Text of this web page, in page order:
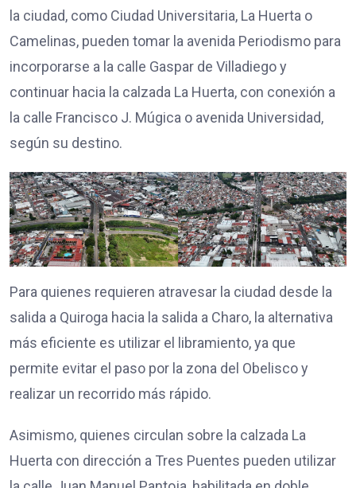
la ciudad, como Ciudad Universitaria, La Huerta o
Camelinas, pueden tomar la avenida Periodismo para
incorporarse a la calle Gaspar de Villadiego y
continuar hacia la calzada La Huerta, con conexión a
la calle Francisco J. Múgica o avenida Universidad,
según su destino.
Para quienes requieren atravesar la ciudad desde la
salida a Quiroga hacia la salida a Charo, la alternativa
más eficiente es utilizar el libramiento, ya que
permite evitar el paso por la zona del Obelisco y
realizar un recorrido más rápido.
Asimismo, quienes circulan sobre la calzada La
Huerta con dirección a Tres Puentes pueden utilizar